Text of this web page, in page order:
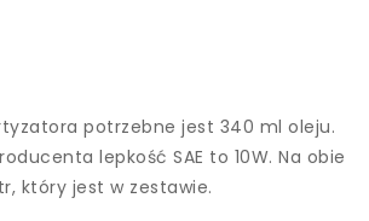
potrzebne jest 340 ml oleju.
lepkość SAE to 10W. Na obie
który jest w zestawie.